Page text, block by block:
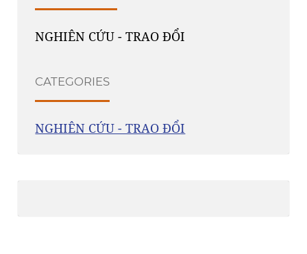
NGHIÊN CỨU - TRAO ĐỔI
CATEGORIES
NGHIÊN CỨU - TRAO ĐỔI